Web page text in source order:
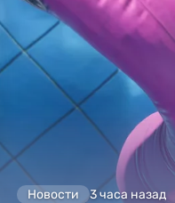
Новости 3 часа назад